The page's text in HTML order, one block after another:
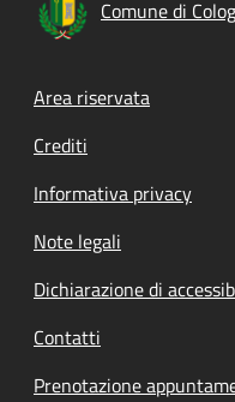
Comune di
Footer menu
Area riservata
Crediti
Informativa privacy
Note legali
Dichiarazione di
Contatti
Prenotazione